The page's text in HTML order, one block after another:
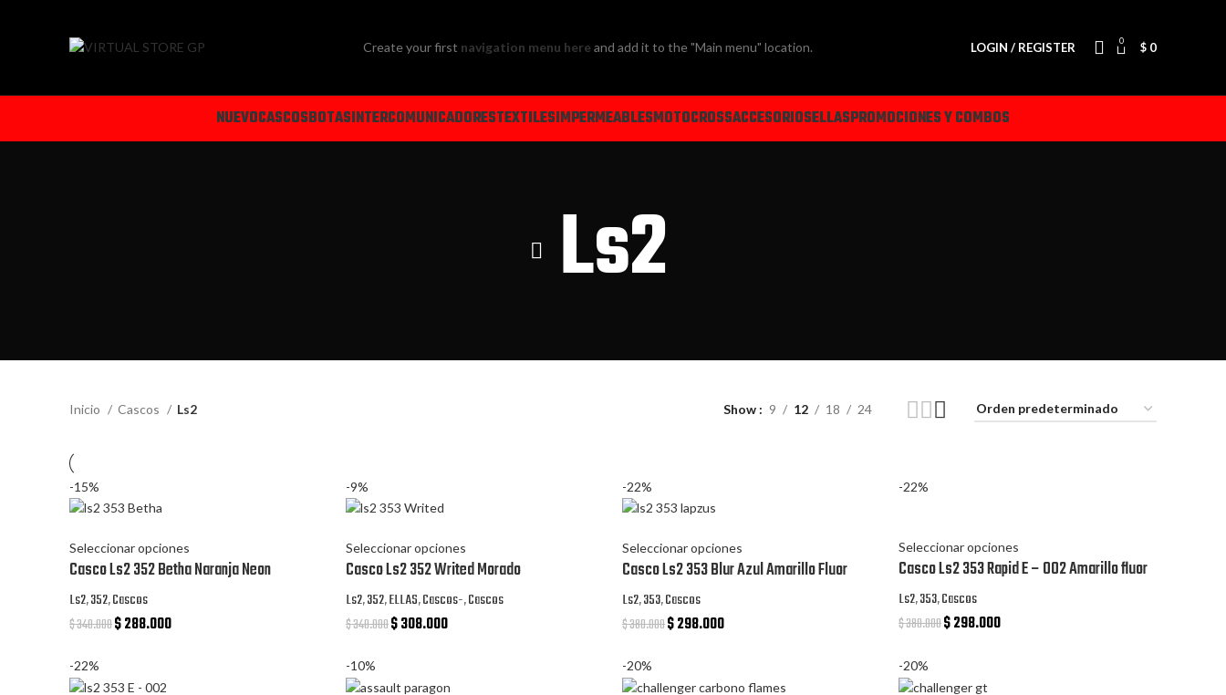
Create your first navigation menu hereand add it to the "Main menu" location. LOGIN / REGISTER 0 $ 0
NUEVOCASCOSBOTASINTERCOMUNICADORESTEXTILESIMPERMEABLESMOTOCROSSACCESORIOSELLASPROMOCIONES Y COMBOS
Ls2
Inicio Cascos Ls2 Show 9 12 18 24
-15%
Seleccionar opciones
Casco Ls2 352 Betha Naranja Neon
Ls2,352,Cascos
$340.000$288.000
-9%
Seleccionar opciones
Casco Ls2 352 Writed Morado
Ls2,352,ELLAS,Cascos-,Cascos
$340.000$308.000
-22%
Seleccionar opciones
Casco Ls2 353 Blur Azul Amarillo Fluor
Ls2,353,Cascos
$380.000$298.000
-22%
Seleccionar opciones
Casco Ls2 353 Rapid E – 002 Amarillo fluor
Ls2,353,Cascos
$380.000$298.000
-22% -10% -20% -20%